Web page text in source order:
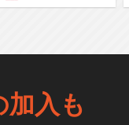
入も